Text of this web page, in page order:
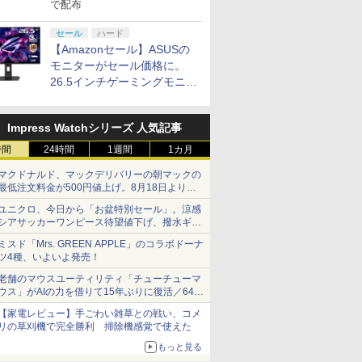
で配布
セール ハード
【Amazonセール】ASUSの
モニターがセール価格に。
26.5インチゲーミングモニタ
XG27ACDMS」限定モデルも
お買い得
Impress Watchシリーズ 人気記事
24時間 1週間 1カ月
クドナルド、マックデリバリーの朝マックの
低注文料金が500円値上げ。8月18日より
円から受付
ニクロ、今日から「お盆特別セール」。涼感
アサッカーワンピース待望値下げ、撥水ギア
ョーツは1990円に
スド「Mrs. GREEN APPLE」のコラボドーナ
4種、いよいよ発売！
舗のマウスユーティリティ「チューチューマ
ス」がAIの力を借りて15年ぶりに復活／64bit
、Windows 10/11、「Chrome」も走り回
。復活記念で2026年末まで500円
家電レビュー】手ごわい雑草との戦い、コメ
の草刈機で完全勝利 掃除機感覚で使えた
もっと見る